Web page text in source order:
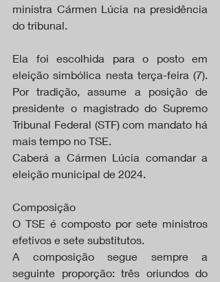
ministra Cármen Lúcia na presidência
do tribunal.
Ela foi escolhida para o posto em
eleição simbólica nesta terça-feira (7).
Por tradição, assume a posição de
presidente o magistrado do Supremo
Tribunal Federal (STF) com mandato há
mais tempo no TSE.
Caberá a Cármen Lúcia comandar a
eleição municipal de 2024.
Composição
O TSE é composto por sete ministros
efetivos e sete substitutos.
A composição segue sempre a
seguinte proporção: três oriundos do